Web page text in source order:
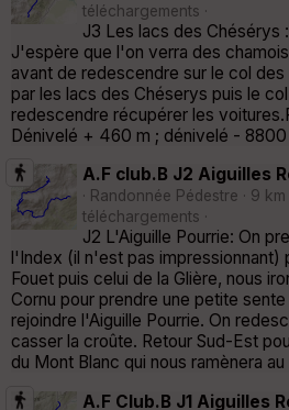
téléchargements ·
J3 Les lacs des Chésérys
J'espère que l'on verra des
avant de redescendre sur le col
par les lacs des Chéserys puis le
redescendre récupérer les
Dénivelé + 460 m ; dénivelé -
A.F club.B J2 Aiguilles
· Randonnée Pédestre · 9 km
téléchargements ·
J2 L'Aiguille Pourrie: On
l'Index (il n'est pas impressionnant)
Fouet puis celui de la Glière, nous
Cornu pour prendre une petite
rejoindre l'Aiguille Pourrie. On
casser la croûte. Retour Sud-Est
du Mont Blanc qui nous ramènera
A.F Club.B J1 Aiguilles